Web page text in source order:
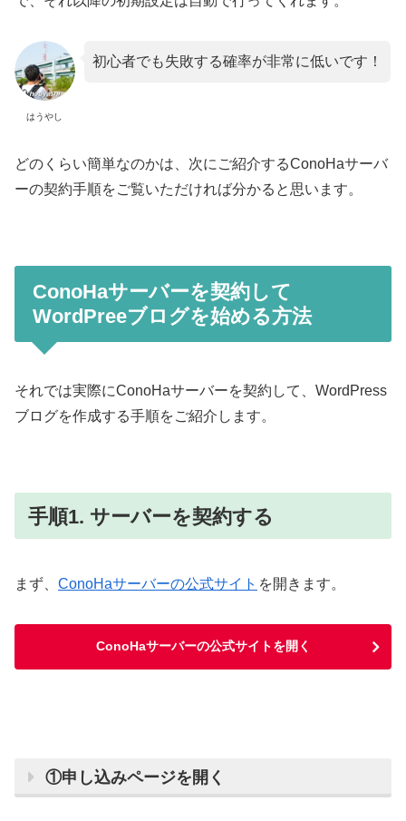
はうやし
初心者でも失敗する確率が非常に低いです！
どのくらい簡単なのかは、次にご紹介するConoHaサーバ
ーの契約手順をご覧いただければ分かると思います。
ConoHaサーバーを契約して
WordPreeブログを始める方法
それでは実際にConoHaサーバーを契約して、WordPress
ブログを作成する手順をご紹介します。
手順1. サーバーを契約する
まず、 ConoHaサーバーの公式サイト を開きます。
ConoHaサーバーの公式サイトを開く
①申し込みページを開く